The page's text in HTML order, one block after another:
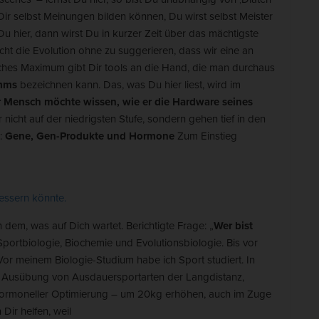
selbst Meinungen bilden können, Du wirst selbst Meister
hier, dann wirst Du in kurzer Zeit über das mächtigste
die Evolution ohne zu suggerieren, dass wir eine an
Maximum gibt Dir tools an die Hand, die man durchaus
bezeichnen kann. Das, was Du hier liest, wird im
Mensch möchte wissen, wie er die Hardware seines
auf der niedrigsten Stufe, sondern gehen tief in den
Gene, Gen-Produkte und Hormone Zum Einstieg
könnte.
was auf Dich wartet. Berichtigte Frage: „Wer bist
Biochemie und Evolutionsbiologie. Bis vor
meinem Biologie-Studium habe ich Sport studiert. In
von Ausdauersportarten der Langdistanz,
Optimierung – um 20kg erhöhen, auch im Zuge
Dir helfen, weil
akzeptieren Auswahl verwenden
essenzielle Cookies akzeptieren
(7)
Cookies ermöglichen grundlegende Funktionen und sind für die einwandfreie
Statistiken (1)
Cookies erfassen Informationen anonym. Diese Informationen helfen uns zu
wie unsere Besucher unsere Website nutzen. Wenn wir wissen, welche Seiten
sind, können wir unser Angebot besser auf unsere Besucher abstimmen.
Cookie-Informationen anzeigen
(5)